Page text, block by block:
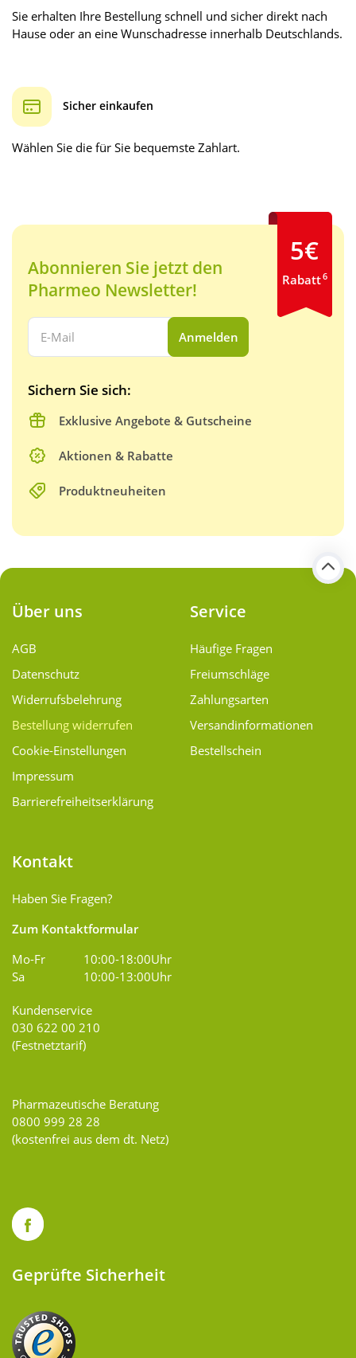
Sie erhalten Ihre Bestellung schnell und sicher direkt nach
Hause oder an eine Wunschadresse innerhalb Deutschlands.
Sicher einkaufen
Wählen Sie die für Sie bequemste Zahlart.
Abonnieren Sie jetzt den
Pharmeo Newsletter!
Ihre E-Mail Adresse:
Anmelden
Sichern Sie sich:
Exklusive Angebote & Gutscheine
Aktionen & Rabatte
Produktneuheiten
5€
Rabatt6
Über uns
AGB
Datenschutz
Widerrufsbelehrung
Bestellung widerrufen
Cookie-Einstellungen
Impressum
Barrierefreiheitserklärung
Service
Häufige Fragen
Freiumschläge
Zahlungsarten
Versand­informationen
Bestellschein
Kontakt
Haben Sie Fragen?
Zum Kontaktformular
Mo-Fr
10:00-18:00Uhr
Sa
10:00-13:00Uhr
Kundenservice
030 622 00 210
(Festnetztarif)
Pharmazeutische Beratung
0800 999 28 28
(kostenfrei aus dem dt. Netz)
Geprüfte Sicherheit